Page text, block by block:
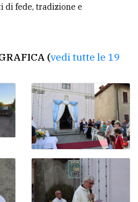
di fede, tradizione e
(vedi tutte le 19